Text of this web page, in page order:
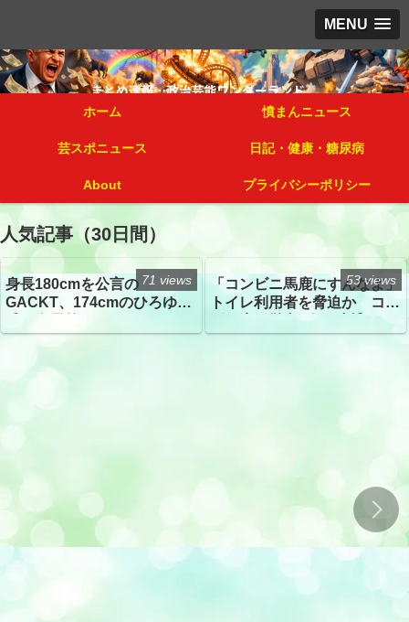
MENU
ホーム 憤まんニュース
芸スポニュース 日記・健康・糖尿病
About プライバシーポリシー
人気記事（30日間）
身長180cmを公言の
GACKT、174cmのひろゆき
トざわつき イベントでの写
71 views
「コンビニ馬鹿にすんなよ」
トイレ利用者を脅迫か コン
53 views